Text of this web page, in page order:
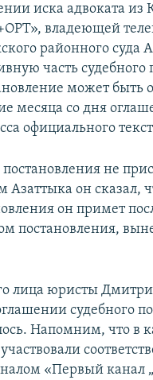
иска адвоката
владеющей
районного суда
часть судебного
может быть
месяца со дня
официального
не
Азаттыка он сказал,
он примет
постановления,
лица юристы
судебного
Напомним, что в
«Первый канал